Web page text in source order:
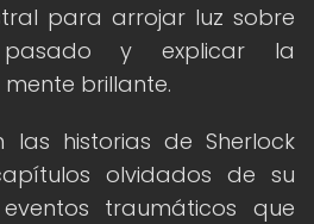
para arrojar luz sobre
y explicar la
brillante.
las historias de Sherlock
olvidados de su
traumáticos que